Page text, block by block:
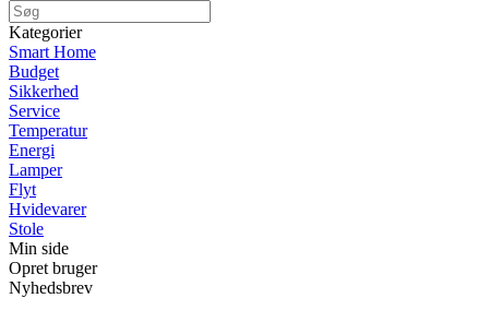
Kategorier
Smart Home
Budget
Sikkerhed
Service
Temperatur
Energi
Lamper
Flyt
Hvidevarer
Stole
Min side
Opret bruger
Nyhedsbrev